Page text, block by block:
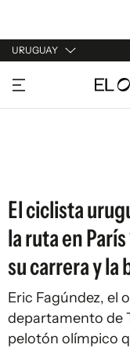
URUGUAY
URUGUAY
ARGENTINA
El ciclista
la ruta en
su carrera y la
Eric Fagúndez, el
departamento de
pelotón olímpico